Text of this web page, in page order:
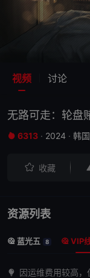
视频 讨论
无路可走：轮盘
 6313 · 2024 · 韩国
 收藏
资源列表
 蓝光五 8  VIP
因运维费用较高，